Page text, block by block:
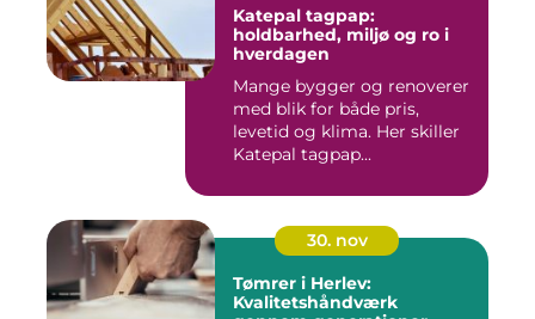
Katepal tagpap:
holdbarhed, miljø og ro i
hverdagen
Mange bygger og renoverer
med blik for både pris,
levetid og klima. Her skiller
Katepal tagpap...
30. nov
Tømrer i Herlev:
Kvalitetshåndværk